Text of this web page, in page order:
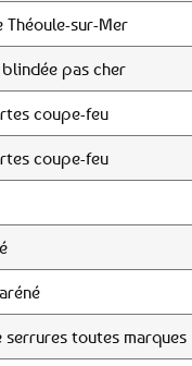
sur-Mer
pas cher
coupe-feu
coupe-feu
serrures toutes marques